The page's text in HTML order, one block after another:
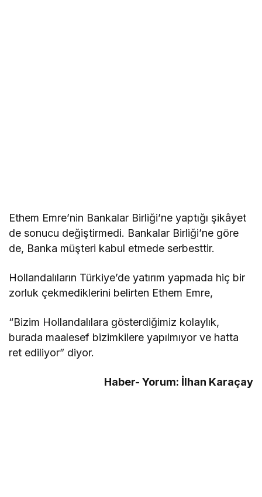
Ethem Emre’nin Bankalar Birliği’ne yaptığı şikâyet
de sonucu değiştirmedi. Bankalar Birliği’ne göre
de, Banka müşteri kabul etmede serbesttir.
Hollandalıların Türkiye’de yatırım yapmada hiç bir
zorluk çekmediklerini belirten Ethem Emre,
“Bizim Hollandalılara gösterdiğimiz kolaylık,
burada maalesef bizimkilere yapılmıyor ve hatta
ret ediliyor” diyor.
Haber- Yorum: İlhan Karaçay